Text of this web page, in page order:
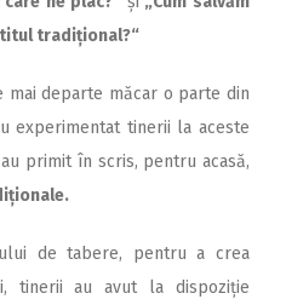
tradițional?“
mai departe măcar o parte din
experimentat tinerii la aceste
primit în scris, pentru acasă,
de tabere, pentru a crea
tinerii au avut la dispoziție